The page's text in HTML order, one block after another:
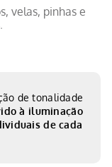
velas, pinhas e
de tonalidade
à iluminação
de cada